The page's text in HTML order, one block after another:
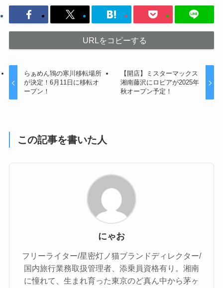
URLをコピーする
らぁめん鴇の寒川移転場所
が決定！6月11日に移転オ
ープン！
【開店】ミスターマックス
湘南藤沢にロピアが2025年
秋オープン予定！
この記事を書いた人
にゃお
フリーライター/星密灯ノ猫ブランドディレクター/
国内旅行業務取扱管理者、添乗員資格有り。湘南
に憧れて、生まれ育った東京のど真ん中から茅ヶ